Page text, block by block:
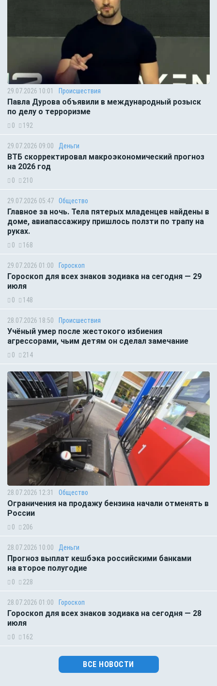
29.07.2026 10:01 Происшествия
Павла Дурова объявили в международный розыск
по делу о терроризме
0 192
29.07.2026 09:00 Деньги
ВТБ скорректировал макроэкономический прогноз
на 2026 год
0 210
29.07.2026 05:47 Общество
Главное за ночь. Тела пятерых младенцев найдены в
доме, авиапассажиру пришлось ползти по трапу на
руках.
0 168
29.07.2026 01:00 Гороскоп
Гороскоп для всех знаков зодиака на сегодня — 29
июля
0 148
28.07.2026 18:50 Происшествия
Учёный умер после жестокого избиения
агрессорами, чьим детям он сделал замечание
0 214
28.07.2026 12:31 Общество
Ограничения на продажу бензина начали отменять в
России
0 206
28.07.2026 10:00 Деньги
Прогноз выплат кешбэка российскими банками
на второе полугодие
0 228
28.07.2026 01:00 Гороскоп
Гороскоп для всех знаков зодиака на сегодня — 28
июля
0 162
ВСЕ НОВОСТИ